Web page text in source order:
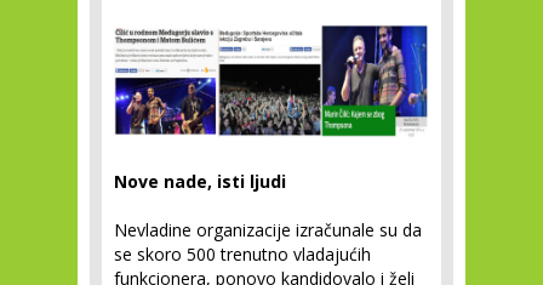
Nove nade, isti ljudi
Nevladine organizacije izračunale su da
se skoro 500 trenutno vladajućih
funkcionera, ponovo kandidovalo i želi